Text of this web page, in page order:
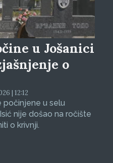
u Jošanici
o
| 12:12
počinjene u selu
nije došao na ročište
o krivnji.